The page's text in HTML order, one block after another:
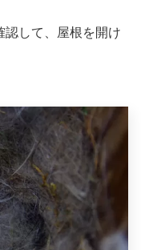
認して、屋根を開け